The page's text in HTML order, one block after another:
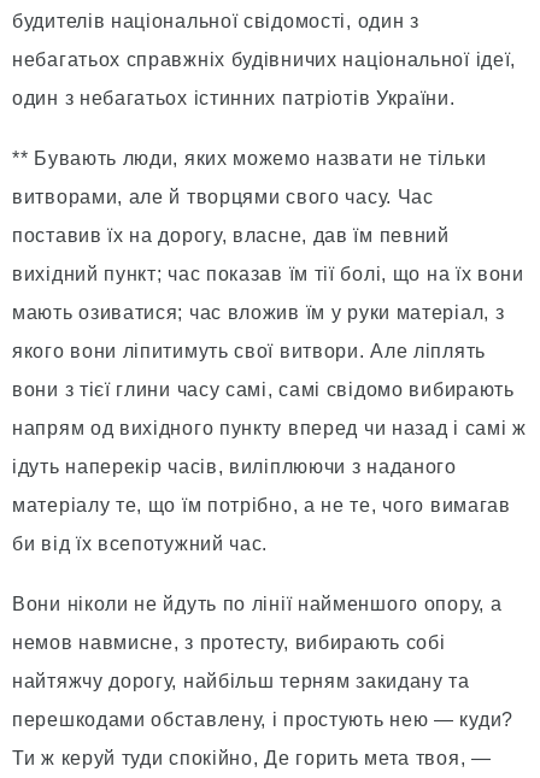
будителів національної свідомості, один з
небагатьох справжніх будівничих національної ідеї,
один з небагатьох істинних патріотів України.
** Бувають люди, яких можемо назвати не тільки
витворами, але й творцями свого часу. Час
поставив їх на дорогу, власне, дав їм певний
вихідний пункт; час показав їм тії болі, що на їх вони
мають озиватися; час вложив їм у руки матеріал, з
якого вони ліпитимуть свої витвори. Але ліплять
вони з тієї глини часу самі, самі свідомо вибирають
напрям од вихідного пункту вперед чи назад і самі ж
ідуть наперекір часів, виліплюючи з наданого
матеріалу те, що їм потрібно, а не те, чого вимагав
би від їх всепотужний час.
Вони ніколи не йдуть по лінії найменшого опору, а
немов навмисне, з протесту, вибирають собі
найтяжчу дорогу, найбільш терням закидану та
перешкодами обставлену, і простують нею — куди?
Ти ж керуй туди спокійно, Де горить мета твоя, —